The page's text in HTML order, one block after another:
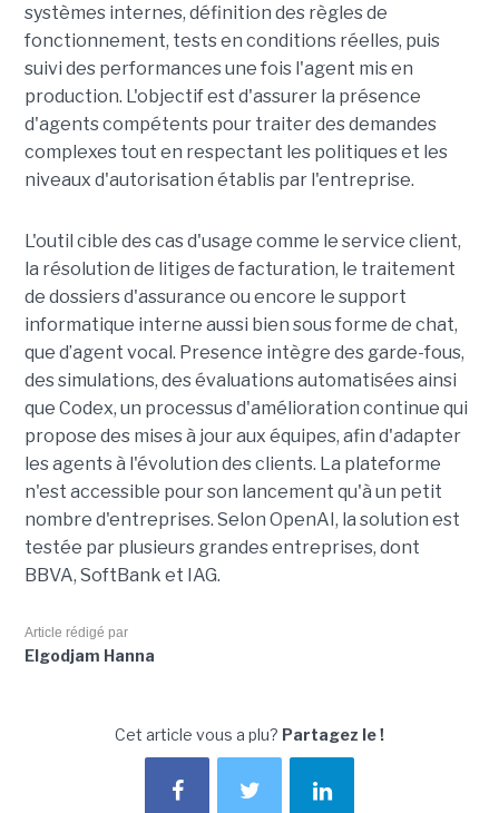
systèmes internes, définition des règles de
fonctionnement, tests en conditions réelles, puis
suivi des performances une fois l'agent mis en
production. L'objectif est d'assurer la présence
d'agents compétents pour traiter des demandes
complexes tout en respectant les politiques et les
niveaux d'autorisation établis par l'entreprise.
L'outil cible des cas d'usage comme le service client,
la résolution de litiges de facturation, le traitement
de dossiers d'assurance ou encore le support
informatique interne aussi bien sous forme de chat,
que d’agent vocal. Presence intègre des garde-fous,
des simulations, des évaluations automatisées ainsi
que Codex, un processus d'amélioration continue qui
propose des mises à jour aux équipes, afin d'adapter
les agents à l'évolution des clients. La plateforme
n'est accessible pour son lancement qu'à un petit
nombre d'entreprises. Selon OpenAI, la solution est
testée par plusieurs grandes entreprises, dont
BBVA, SoftBank et IAG.
Article rédigé par
Elgodjam Hanna
Cet article vous a plu? Partagez le !